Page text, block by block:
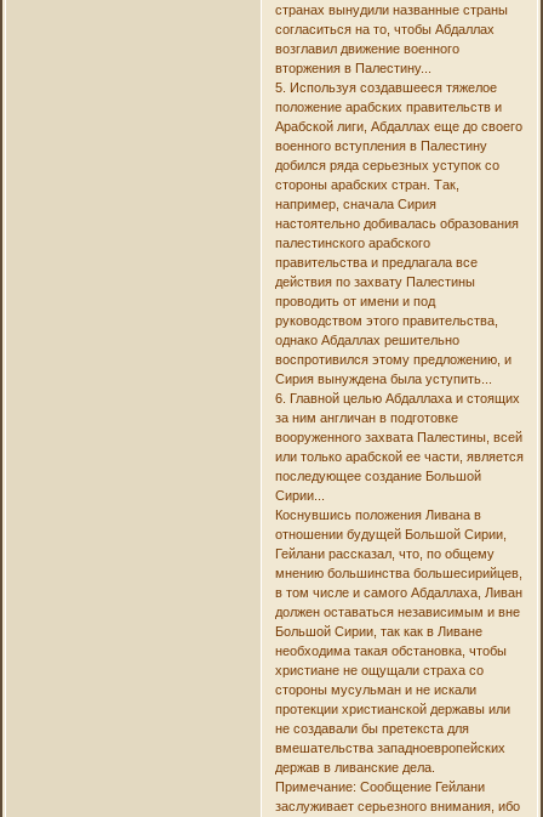
странах вынудили названные страны
согласиться на то, чтобы Абдаллах
возглавил движение военного
вторжения в Палестину...
5. Используя создавшееся тяжелое
положение арабских правительств и
Арабской лиги, Абдаллах еще до своего
военного вступления в Палестину
добился ряда серьезных уступок со
стороны арабских стран. Так,
например, сначала Сирия
настоятельно добивалась образования
палестинского арабского
правительства и предлагала все
действия по захвату Палестины
проводить от имени и под
руководством этого правительства,
однако Абдаллах решительно
воспротивился этому предложению, и
Сирия вынуждена была уступить...
6. Главной целью Абдаллаха и стоящих
за ним англичан в подготовке
вооруженного захвата Палестины, всей
или только арабской ее части, является
последующее создание Большой
Сирии...
Коснувшись положения Ливана в
отношении будущей Большой Сирии,
Гейлани рассказал, что, по общему
мнению большинства большесирийцев,
в том числе и самого Абдаллаха, Ливан
должен оставаться независимым и вне
Большой Сирии, так как в Ливане
необходима такая обстановка, чтобы
христиане не ощущали страха со
стороны мусульман и не искали
протекции христианской державы или
не создавали бы претекста для
вмешательства западноевропейских
держав в ливанские дела.
Примечание: Сообщение Гейлани
заслуживает серьезного внимания, ибо